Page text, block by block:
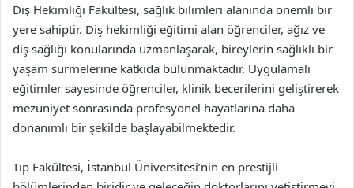
Diş Hekimliği Fakültesi, sağlık bilimleri alanında önemli bir
yere sahiptir. Diş hekimliği eğitimi alan öğrenciler, ağız ve
diş sağlığı konularında uzmanlaşarak, bireylerin sağlıklı bir
yaşam sürmelerine katkıda bulunmaktadır. Uygulamalı
eğitimler sayesinde öğrenciler, klinik becerilerini geliştirerek
mezuniyet sonrasında profesyonel hayatlarına daha
donanımlı bir şekilde başlayabilmektedir.
Tıp Fakültesi, İstanbul Üniversitesi’nin en prestijli